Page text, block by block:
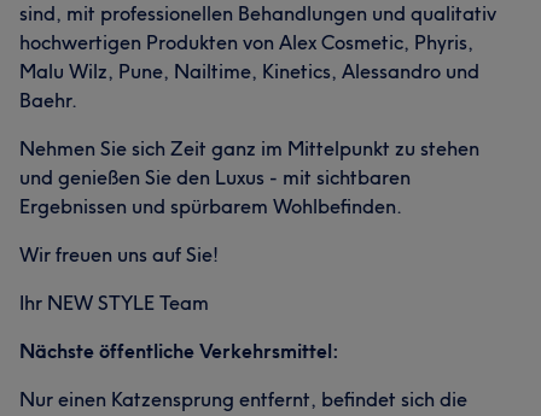
sind, mit professionellen Behandlungen und qualitativ
hochwertigen Produkten von Alex Cosmetic, Phyris,
Malu Wilz, Pune, Nailtime, Kinetics, Alessandro und
Baehr.
Nehmen Sie sich Zeit ganz im Mittelpunkt zu stehen
und genießen Sie den Luxus - mit sichtbaren
Ergebnissen und spürbarem Wohlbefinden.
Wir freuen uns auf Sie!
Ihr NEW STYLE Team
Nächste öffentliche Verkehrsmittel:
Nur einen Katzensprung entfernt, befindet sich die